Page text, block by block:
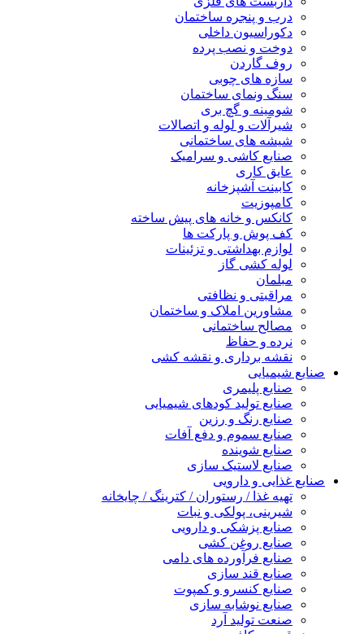
درب و پنجره ساختمان
دکوراسیون داخلی
دوخت و نصب پرده
روف گاردن
سازه های چوبی
سنگ ونمای ساختمان
شومینه و گچ بری
شیرآلات و لوله و اتصالات
شیشه های ساختمانی
صنایع کاشی و سرامیک
عایق کاری
کابینت آشپزخانه
کامپوزیت
کانکس و خانه های پیش ساخته
کف پوش و پارکت ها
لوازم بهداشتی و تزئینات
لوله کشی گاز
مبلمان
مراقبتی و نظافتی
مشاورین املاک و ساختمان
مصالح ساختمانی
نرده و حفاظ
نقشه برداری و نقشه کشی
صنایع شیمیایی
صنایع پلیمری
صنایع تولید کودهای شیمیایی
صنایع رنگ و رزین
صنایع سموم و دفع آفات
صنایع شوینده
صنایع لاستیک سازی
صنایع غذایی و دارویی
تهیه غذا / رستوران / کترینگ / چایخانه
شیرینی، پولکی و نبات
صنایع پزشکی و دارویی
صنایع روغن کشی
صنایع فرآورده های دامی
صنایع قند سازی
صنایع کنسرو و کمپوت
صنایع نوشابه سازی
صنعت تولید آرد